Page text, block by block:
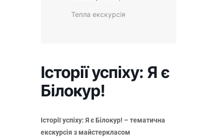
Тепла екскурсія
Історії успіху: Я є
Білокур!
Історії успіху: Я є Білокур! – тематична
екскурсія з майстеркласом